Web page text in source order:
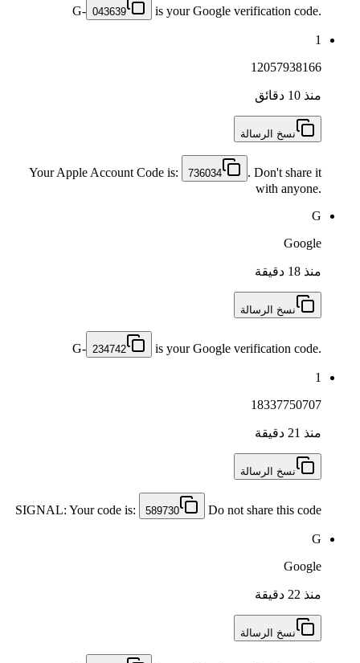
G- 043639 is your Google verification code.
1
12057938166
منذ 10 دقائق
نسخ الرسالة
Your Apple Account Code is: 736034
. Don't share it
with anyone.
G
Google
منذ 18 دقيقة
نسخ الرسالة
G- 234742 is your Google verification code.
1
18337750707
منذ 21 دقيقة
نسخ الرسالة
SIGNAL: Your code is: 589730 Do not share this code
G
Google
منذ 22 دقيقة
نسخ الرسالة